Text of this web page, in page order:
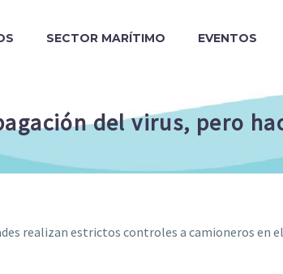
SECTOR MARÍTIMO EVENTOS
del virus, pero
realizan estrictos controles a camioneros en